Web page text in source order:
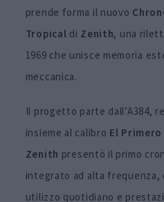
prende forma il nuovo
Tropical di Zenith, una
1969 che unisce memoria
meccanica.
Il progetto parte dall’A384,
insieme al calibro El Primero
Zenith presentò il primo
integrato ad alta frequenza,
utilizzo quotidiano e